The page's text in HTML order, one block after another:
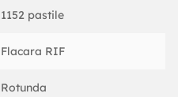
1152 pastile
Flacara RIF
Rotunda